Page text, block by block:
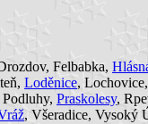
Felbabka,
Loděnice,
Praskolesy,
, Všeradice, Vysoký